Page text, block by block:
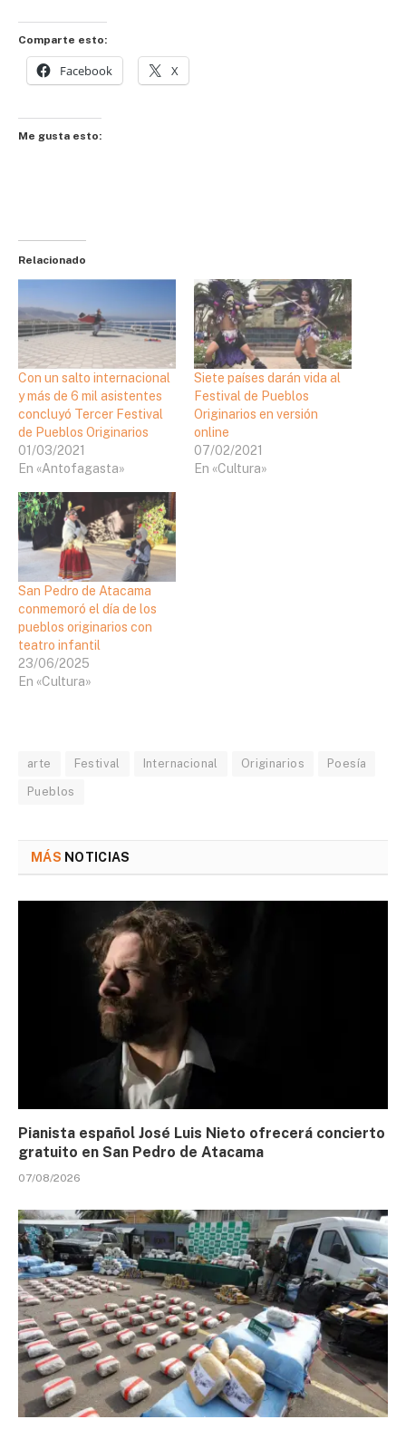
Comparte esto:
Facebook X
Me gusta esto:
Relacionado
Con un salto internacional
y más de 6 mil asistentes
concluyó Tercer Festival
de Pueblos Originarios
01/03/2021
En «Antofagasta»
Siete países darán vida al
Festival de Pueblos
Originarios en versión
online
07/02/2021
En «Cultura»
San Pedro de Atacama
conmemoró el día de los
pueblos originarios con
teatro infantil
23/06/2025
En «Cultura»
arte Festival Internacional Originarios Poesía
Pueblos
MÁS NOTICIAS
Pianista español José Luis Nieto ofrecerá concierto
gratuito en San Pedro de Atacama
07/08/2026